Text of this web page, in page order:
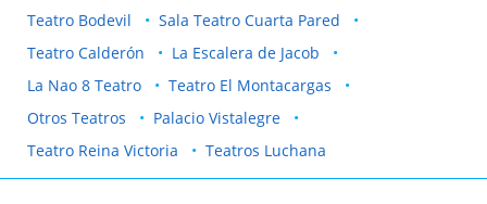
Teatro Bodevil
Sala Teatro Cuarta Pared
Teatro Calderón
La Escalera de Jacob
La Nao 8 Teatro
Teatro El Montacargas
Otros Teatros
Palacio Vistalegre
Teatro Reina Victoria
Teatros Luchana